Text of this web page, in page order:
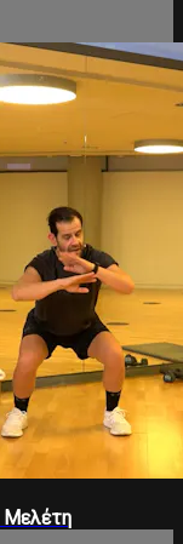
Μελέτη